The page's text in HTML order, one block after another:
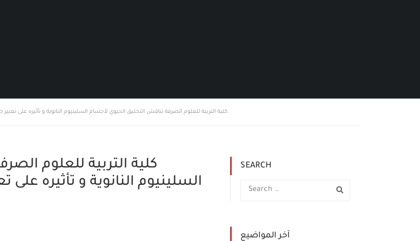
كلية التربية للعلوم الصرفة تناقش التخليق الحيوي لأجسام السلينيوم النانوية و تأثيره على تعبير جينات بعض الانترلوكينات في الخطوط الخلوية السرطانية.
كلية التربية للعلوم
السلينيوم النانوية و تأثيره
SEARCH
آخر المواضيع